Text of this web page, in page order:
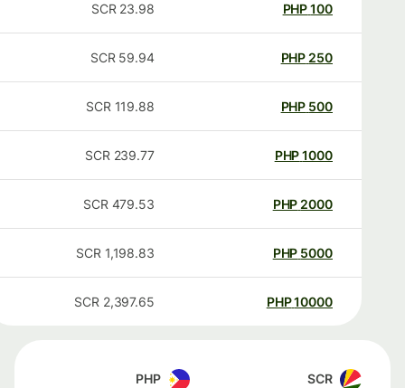
100
PHP
23.98
SCR
250
PHP
59.94
SCR
500
PHP
119.88
SCR
1000
PHP
239.77
SCR
2000
PHP
479.53
SCR
5000
PHP
1,198.83
SCR
10000
PHP
2,397.65
SCR
SCR
PHP